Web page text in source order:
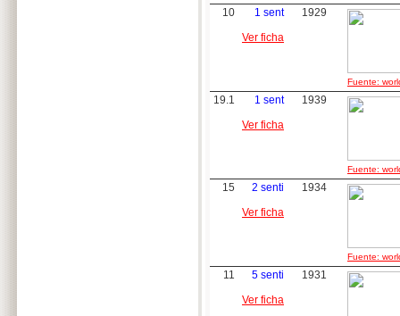
10
1 sent
Ver ficha
1929
Fuente:
19.1
1 sent
Ver ficha
1939
Fuente:
15
2 senti
Ver ficha
1934
Fuente:
11
5 senti
Ver ficha
1931